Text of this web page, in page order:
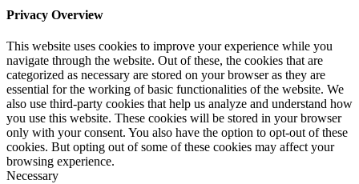
Privacy Overview
This website uses cookies to improve your experience while you
navigate through the website. Out of these, the cookies that are
categorized as necessary are stored on your browser as they are
essential for the working of basic functionalities of the website. We
also use third-party cookies that help us analyze and understand how
you use this website. These cookies will be stored in your browser
only with your consent. You also have the option to opt-out of these
cookies. But opting out of some of these cookies may affect your
browsing experience.
Necessary